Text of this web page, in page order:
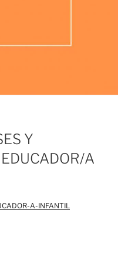
Y
A
A-INFANTIL